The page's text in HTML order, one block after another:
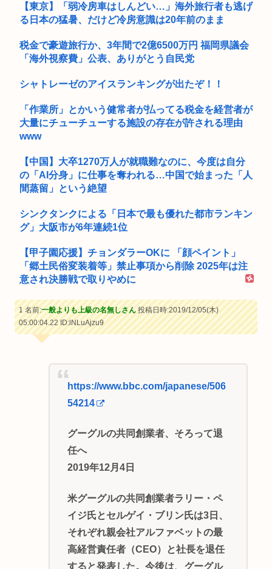
【東京】「弱冷房車はしんどい…」海外旅行者も逃げ
る日本の猛暑、だけど冷房意識は20年前のまま
税金で豪遊旅行か、3年間で2億6500万円 福岡県議会
「海外視察費」公表、ありがとう自民党
シャトレーゼのアイスランキングが出たぞ！！
「作業所」とかいう健常者が払ってる税金を経営者が
大量にチューチューする施設の存在が許される理由
www
【中国】大卒1270万人が就職難なのに、今度は自分
の「AI分身」に仕事を奪われる…中国で始まった「人
間蒸留」という絶望
シンクタンクによる「日本で最も優れた都市ランキン
グ」大阪市が6年連続1位
【甲子園応援】チョンダラーOKに 「顔ペイント」
「郷土民俗変装着等」禁止事項から削除 2025年は注
意され決勝戦で取りやめに
1 名前:一般よりも上級の名無しさん投稿日時:2019/12/05(木)
05:00:04.22ID:lNLuAjzu9
https://www.bbc.com/japanese/506
54214
グーグルの共同創業者、そろって退
任へ
2019年12月4日
米グーグルの共同創業者ラリー・ペ
イジ氏とセルゲイ・ブリン氏は3日、
それぞれ親会社アルファベットの最
高経営責任者（CEO）と社長を退任
すると発表した。今後は、グーグル